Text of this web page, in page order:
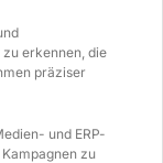
erkennen, die
präziser
und ERP-
zu